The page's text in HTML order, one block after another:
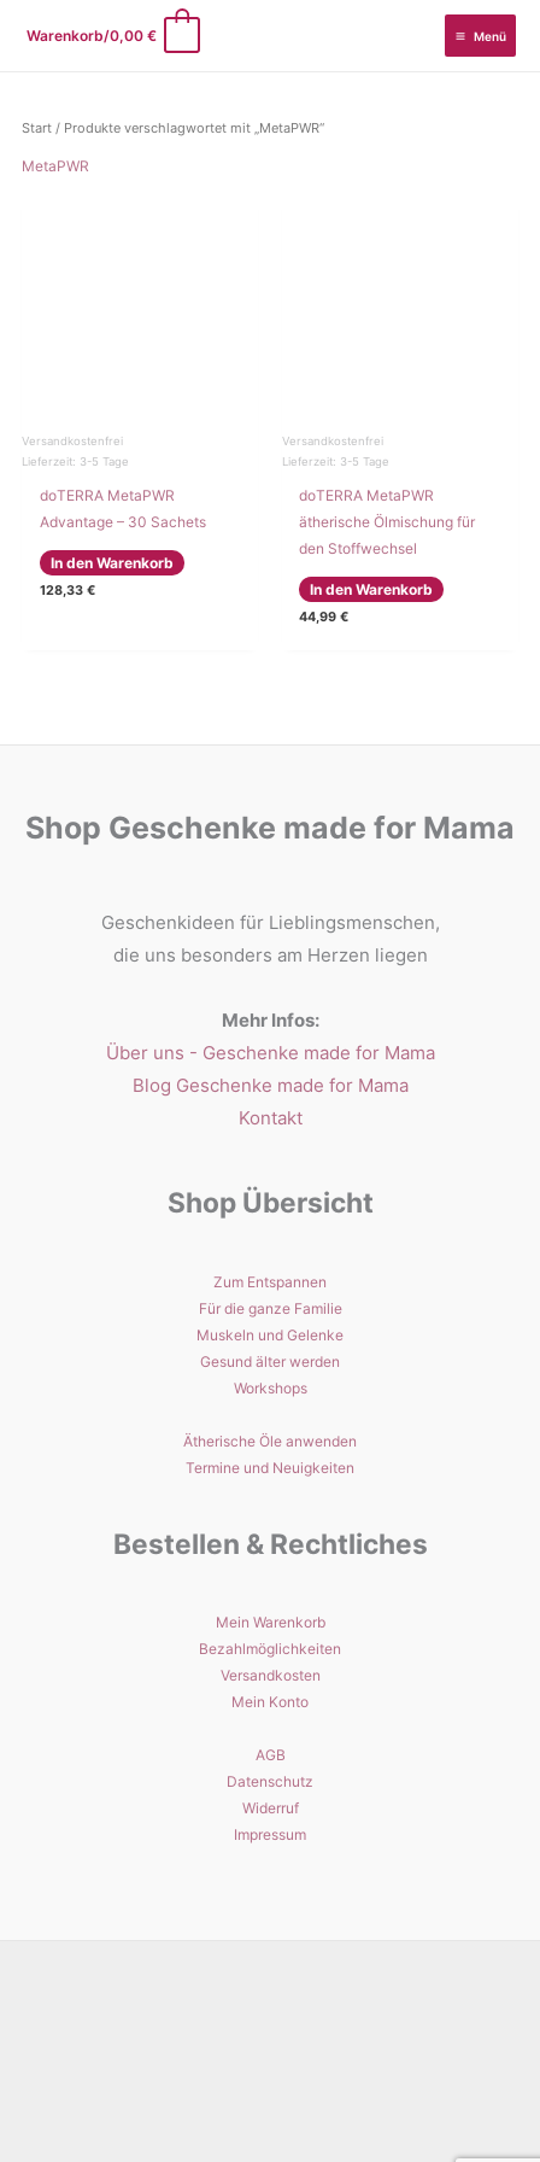
InhaltWarenkorb/0,00 € Menü
Start / Produkte verschlagwortet mit „MetaPWR“
MetaPWR
Versandkostenfrei
Lieferzeit: 3-5 Tage
doTERRA MetaPWR
Advantage – 30 Sachets
In den Warenkorb
128,33 €
Versandkostenfrei
Lieferzeit: 3-5 Tage
doTERRA MetaPWR
ätherische Ölmischung für
den Stoffwechsel
In den Warenkorb
44,99€
Shop Geschenke made for Mama
Geschenkideen für Lieblingsmenschen,
die uns besonders am Herzen liegen
Mehr Infos:
Über uns - Geschenke made for Mama
Blog Geschenke made for Mama
Kontakt
Shop Übersicht
Zum Entspannen
Für die ganze Familie
Muskeln und Gelenke
Gesund älter werden
Workshops
Ätherische Öle anwenden
Termine und Neuigkeiten
Bestellen & Rechtliches
Mein Warenkorb
Bezahlmöglichkeiten
Versandkosten
Mein Konto
AGB
Datenschutz
Widerruf
Impressum